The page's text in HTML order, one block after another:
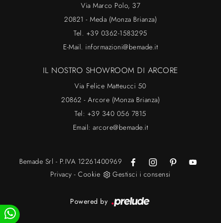
Via Marco Polo, 37
20821 - Meda (Monza Brianza)
Tel. +39 0362-1583295
E-Mail. informazioni@bemade.it
IL NOSTRO SHOWROOM DI ARCORE
Via Felice Matteucci 50
20862 - Arcore (Monza Brianza)
Tel: +39 340 056 7815
Email:arcore@bemade.it
Bemade Srl - P.IVA 12261400969
Privacy -Cookie Gestisci i consensi
Powered by